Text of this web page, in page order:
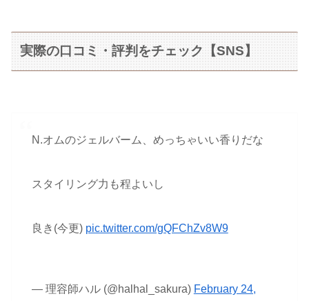
実際の口コミ・評判をチェック【SNS】
N.オムのジェルバーム、めっちゃいい香りだな
スタイリング力も程よいし
良き(今更) pic.twitter.com/gQFChZv8W9
— 理容師ハル (@halhal_sakura) February 24,